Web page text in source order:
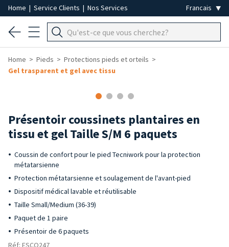
Home | Service Clients | Nos Services
Home Pieds
Protections pieds et orteils
Gel trasparent et gel avec tissu
Présentoir coussinets plantaires en
tissu et gel Taille S/M 6 paquets
Coussin de confort pour le pied Tecniwork pour la protection
métatarsienne
Protection métatarsienne et soulagement de l'avant-pied
Dispositif médical lavable et réutilisable
Taille Small/Medium (36-39)
Paquet de 1 paire
Présentoir de 6 paquets
Réf: ESCO247